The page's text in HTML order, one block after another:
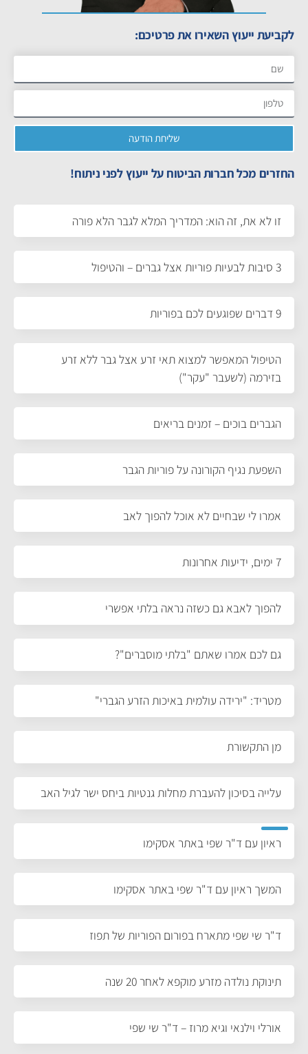
לקביעת ייעוץ השאירו את פרטיכם:
שליחת הודעה
החזרים מכל חברות הביטוח על ייעוץ לפני ניתוח!
זו לא את, זה הוא: המדריך המלא לגבר הלא פורה
3 סיבות לבעיות פוריות אצל גברים – והטיפול
9 דברים שפוגעים לכם בפוריות
הטיפול המאפשר למצוא תאי זרע אצל גבר ללא זרע
בזירמה (לשעבר "עקר")
הגברים בוכים – זמנים בריאים
השפעת נגיף הקורונה על פוריות הגבר
אמרו לי שבחיים לא אוכל להפוך לאב
7 ימים, ידיעות אחרונות
להפוך לאבא גם כשזה נראה בלתי אפשרי
גם לכם אמרו שאתם "בלתי מוסברים"?
מטריד: "ירידה עולמית באיכות הזרע הגברי"
מן התקשורת
עלייה בסיכון להעברת מחלות גנטיות ביחס ישר לגיל האב
ראיון עם ד"ר שפי באתר אסקימו
המשך ראיון עם ד"ר שפי באתר אסקימו
ד"ר שי שפי מתארח בפורום הפוריות של תפוז
תינוקת נולדה מזרע מוקפא לאחר 20 שנה
אורלי וילנאי וגיא מרוז – ד"ר שי שפי